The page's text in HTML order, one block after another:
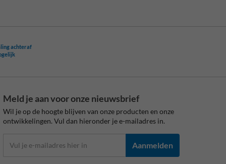
achteraf
Meld je aan voor onze nieuwsbrief
Wil je op de hoogte blijven van onze producten en onze
ontwikkelingen. Vul dan hieronder je e-mailadres in.
Aanmelden